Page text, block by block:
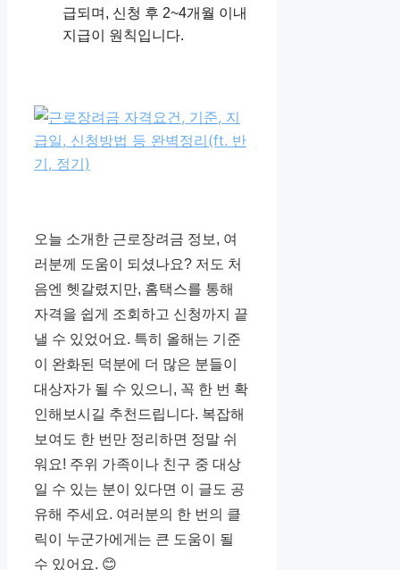
급되며, 신청 후 2~4개월 이내
지급이 원칙입니다.
오늘 소개한 근로장려금 정보, 여
러분께 도움이 되셨나요? 저도 처
음엔 헷갈렸지만, 홈택스를 통해
자격을 쉽게 조회하고 신청까지 끝
낼 수 있었어요. 특히 올해는 기준
이 완화된 덕분에 더 많은 분들이
대상자가 될 수 있으니, 꼭 한 번 확
인해보시길 추천드립니다. 복잡해
보여도 한 번만 정리하면 정말 쉬
워요! 주위 가족이나 친구 중 대상
일 수 있는 분이 있다면 이 글도 공
유해 주세요. 여러분의 한 번의 클
릭이 누군가에게는 큰 도움이 될
수 있어요. 😊